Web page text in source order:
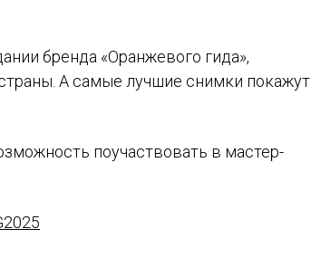
бренда «Оранжевого гида»,
А самые лучшие снимки покажут
поучаствовать в мастер-